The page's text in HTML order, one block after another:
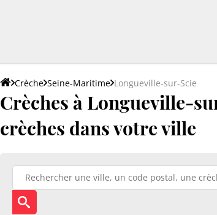
Crèche Seine-Maritime Longueville-sur-Scie
Crèches à Longueville-
crèches dans votre ville